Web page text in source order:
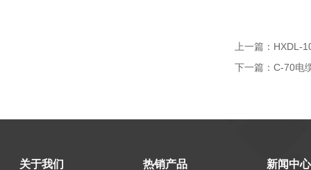
上一篇： HXDL-
下一篇： C-70电
关于我们 热销产品 新闻中心